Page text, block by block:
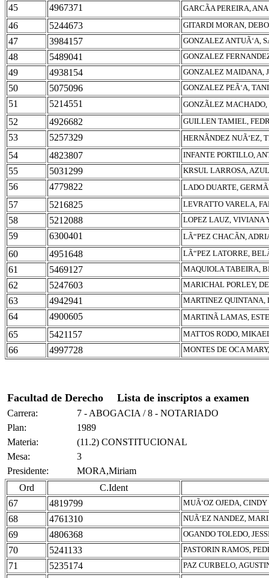
45
4967371 GARCÃA PEREIRA,
46 5244673 GITARDI MORAN,
47 3984157 GONZALEZ ANTUÃ‘A,
48 5489041 GONZALEZ
49 4938154 GONZALEZ MAIDANA,
50 5075096 GONZALEZ PEÃ‘A,
51 5214551 GONZÃLEZ
52 4926682 GUILLEN TAMIEL,
53 5257329 HERNÃNDEZ NUÃ‘EZ,
54 4823807 INFANTE PORTILLO,
55 5031299 KRSUL LARROSA, AZUL
56 4779822 LADO DUARTE,
57 5216825 LEVRATTO VARELA,
58 5212088 LOPEZ LAUZ, VIVIANA
59 6300401 LÃ“PEZ CHACÃN,
60 4951648 LÃ“PEZ LATORRE,
61 5469127 MAQUIOLA TABEIRA,
62 5247603 MARICHAL PORLEY,
63 4942941 MARTINEZ QUINTANA,
64 4900605 MARTINÃ LAMAS,
65 5421157 MATTOS RODO,
66 4997728 MONTES DE OCA
Facultad de Derecho Lista de inscriptos a examen
Carrera:
7 - ABOGACIA / 8 - NOTARIADO
Plan:
1989
Materia:
(11.2) CONSTITUCIONAL
Mesa:
3
Presidente:
MORA,Miriam
Ord
C.Ident
67
4819799 MUÃ‘OZ OJEDA,
68 4761310 NUÃ‘EZ NANDEZ,
69 4806368 OGANDO TOLEDO,
70 5241133 PASTORIN RAMOS,
71 5235174 PAZ CURBELO,